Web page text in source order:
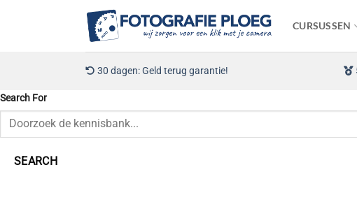
CURSUSSEN
30 dagen: Geld terug garantie!
Search For
SEARCH